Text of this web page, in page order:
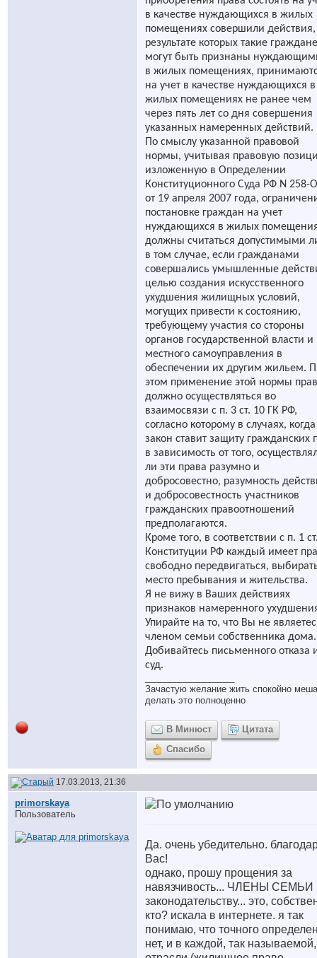
в качестве нуждающихся в жилых
помещениях совершили действия,
результате которых такие граждане
могут быть признаны
в жилых помещениях,
на учет в качестве нуждающихся в
жилых помещениях не ранее чем
через пять лет со дня совершения
указанных намеренных действий.
По смыслу указанной правовой
нормы, учитывая правовую
изложенную в Определении
Конституционного Суда РФ N 258-
от 19 апреля 2007 года,
постановке граждан на учет
нуждающихся в жилых
должны считаться допустимыми
в том случае, если гражданами
совершались умышленные
целью создания искусственного
ухудшения жилищных условий,
могущих привести к состоянию,
требующему участия со стороны
органов государственной власти и
местного самоуправления в
обеспечении их другим жильем.
этом применение этой нормы
должно осуществляться во
взаимосвязи с п. 3 ст. 10 ГК РФ,
согласно которому в случаях, когда
закон ставит защиту гражданских
в зависимость от того,
ли эти права разумно и
добросовестно, разумность
и добросовестность участников
гражданских правоотношений
предполагаются.
Кроме того, в соответствии с п. 1
Конституции РФ каждый имеет
свободно передвигаться,
место пребывания и жительства.
Я не вижу в Ваших действиях
признаков намеренного
Упирайте на то, что Вы не
членом семьи собственника дома.
Добивайтесь письменного отказа
суд.
Зачастую желание жить спокойно
делать это полноценно
В Минюст
Цитата
Спасибо
17.03.2013, 21:36
primorskaya
Пользователь
Да. очень убедительно.
Вас!
однако, прошу прощения за
навязчивость... ЧЛЕНЫ СЕМЬИ
законодательству... это,
кто? искала в интернете. я так
понимаю, что точного
нет, и в каждой, так называемой,